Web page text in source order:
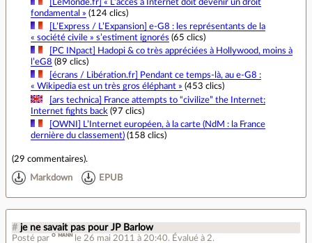
[LeMonde.fr] « L’accès à Internet doit devenir un droit
fondamental » (124 clics)
[L’Express / L’Expansion] e‐G8 : les représentants de la
« société civile » s’estiment ignorés (65 clics)
[PC INpact] Hadopi & co très appréciées à Hollywood, moins à
l’eG8 (89 clics)
[écrans / Libération.fr] Pendant ce temps‐là, au e‐G8 :
« Wikipedia est un très gros éléphant » (453 clics)
[ars technica] France attempts to “civilize” the Internet;
Internet fights back (97 clics)
[OWNI] L’Internet européen, à la carte (NdM : la France
dernière du classement)(158 clics)
(29 commentaires).
Markdown EPUB
# je ne savait pas pour JP Barlow
Posté par ᴼ ᴹᴬᴺᴺ le 26 mai 2011 à 20:40. Évalué à 2.